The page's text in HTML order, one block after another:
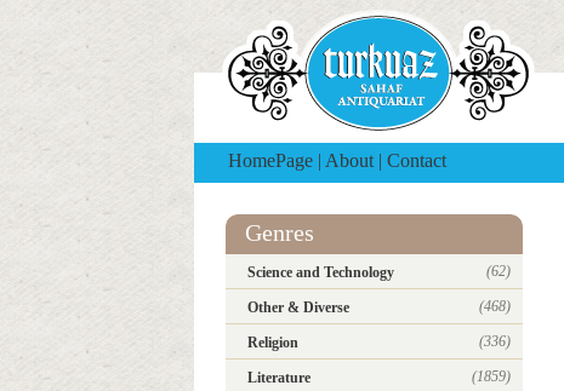
HomePage | About | Contact
Genres
Science and Technology (62)
Other & Diverse (468)
Religion (336)
Literature (1859)